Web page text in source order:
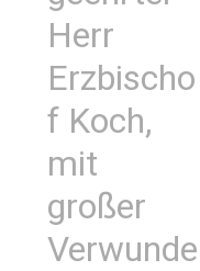
Herr
Erzbischo
f Koch,
mit
großer
Verwunde